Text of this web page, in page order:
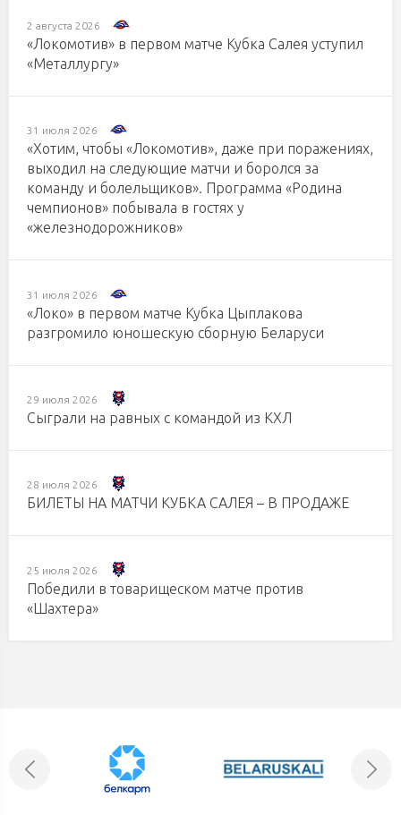
2 августа 2026
«Локомотив» в первом матче Кубка Салея уступил
«Металлургу»
31 июля 2026
«Хотим, чтобы «Локомотив», даже при поражениях,
выходил на следующие матчи и боролся за
команду и болельщиков». Программа «Родина
чемпионов» побывала в гостях у
«железнодорожников»
31 июля 2026
«Локо» в первом матче Кубка Цыплакова
разгромило юношескую сборную Беларуси
29 июля 2026
Сыграли на равных с командой из КХЛ
28 июля 2026
БИЛЕТЫ НА МАТЧИ КУБКА САЛЕЯ – В ПРОДАЖЕ
25 июля 2026
Победили в товарищеском матче против
«Шахтера»